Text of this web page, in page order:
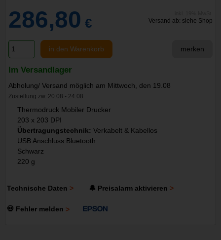
286,80 € Versand ab: siehe Shop
in den Warenkorb merken
Im Versandlager
Abholung/ Versand möglich am Mittwoch, den 19.08
Zustellung zw. 20.08 - 24.08
Thermodruck Mobiler Drucker
203 x 203 DPI
Übertragungstechnik: Verkabelt & Kabellos
USB Anschluss Bluetooth
Schwarz
220 g
Technische Daten 🔔 Preisalarm aktivieren
💀 Fehler melden